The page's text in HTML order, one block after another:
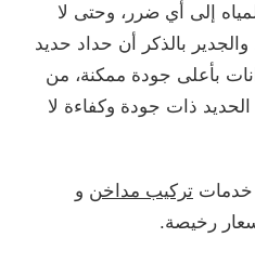
إلى أي ضرر، وحتى لا
بالذكر أن حداد حديد
بأعلى جودة ممكنة، من
ذات جودة وكفاءة لا
خدمات تركيب مداخن و
رخيصة.